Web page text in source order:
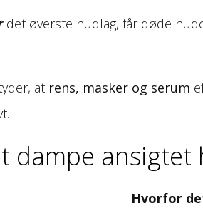
det øverste hudlag, får døde
at rens, masker og serum
dampe ansigtet
Hvorfor